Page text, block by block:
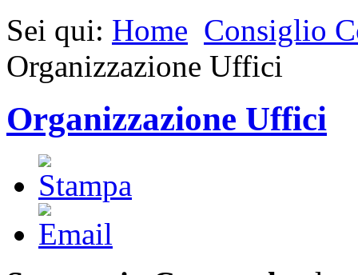
Sei qui: Home Consiglio
Organizzazione Uffici
Organizzazione Uffici